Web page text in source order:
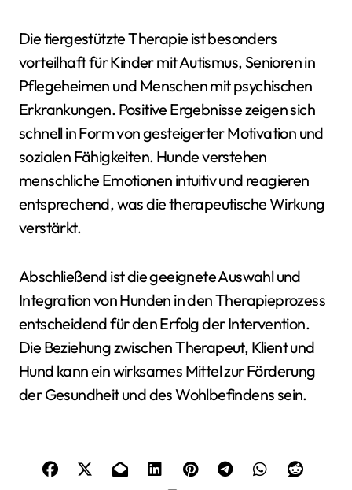
Die tiergestützte Therapie ist besonders
vorteilhaft für Kinder mit Autismus, Senioren in
Pflegeheimen und Menschen mit psychischen
Erkrankungen. Positive Ergebnisse zeigen sich
schnell in Form von gesteigerter Motivation und
sozialen Fähigkeiten. Hunde verstehen
menschliche Emotionen intuitiv und reagieren
entsprechend, was die therapeutische Wirkung
verstärkt.
Abschließend ist die geeignete Auswahl und
Integration von Hunden in den Therapieprozess
entscheidend für den Erfolg der Intervention.
Die Beziehung zwischen Therapeut, Klient und
Hund kann ein wirksames Mittel zur Förderung
der Gesundheit und des Wohlbefindens sein.